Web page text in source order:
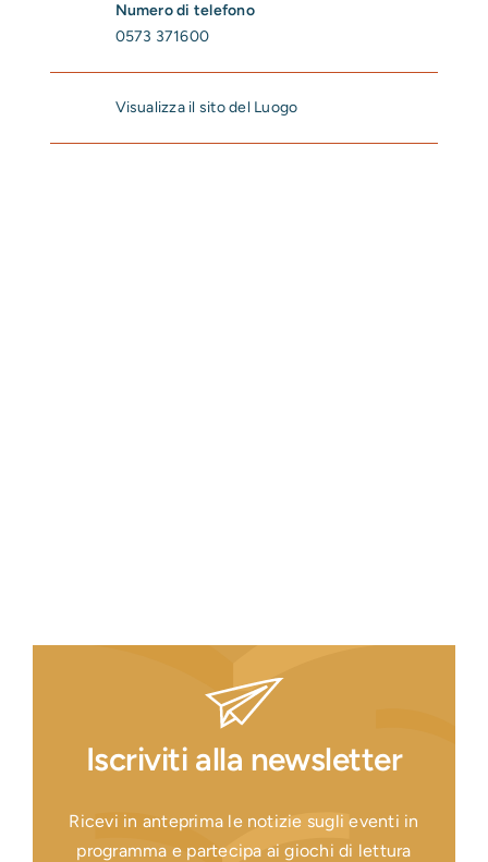
Numero di telefono
0573 371600
Visualizza il sito del Luogo
Iscriviti alla newsletter
Ricevi in anteprima le notizie sugli eventi in
programma e partecipa ai giochi di lettura